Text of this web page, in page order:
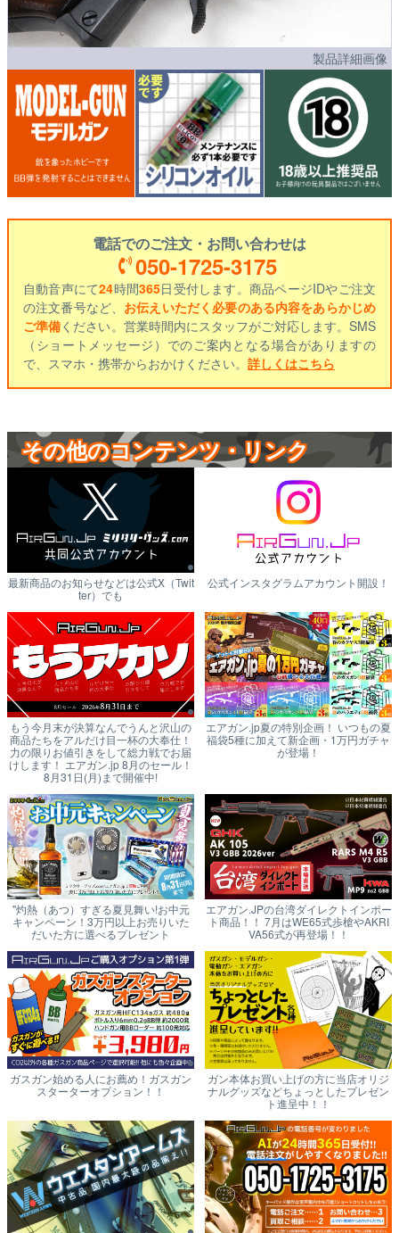
製品詳細画像
電話でのご注文・お問い合わせは
050-1725-3175
自動音声にて24時間365日受付します。商品ページIDやご注文
の注文番号など、 お伝えいただく必要のある内容をあらかじめ
ご準備ください。営業時間内にスタッフがご対応します。SMS
（ショートメッセージ）でのご案内となる場合がありますの
で、スマホ・携帯からおかけください。 詳しくはこちら
その他のコンテンツ・リンク
最新商品のお知らせなどは公式X（Twit
ter）でも
公式インスタグラムアカウント開設！
もう今月末が決算なんでうんと沢山の
商品たちをアルだけ目一杯の大奉仕！
力の限りお値引きをして総力戦でお届
けします！ エアガン.jp 8月のセール！
8月31日(月)まで開催中!
エアガン.jp夏の特別企画！ いつもの夏
福袋5種に加えて新企画・1万円ガチャ
が登場！
"灼熱（あつ）すぎる夏見舞い!お中元
キャンペーン！3万円以上お売りいた
だいた方に選べるプレゼント
エアガン.JPの台湾ダイレクトインポー
ト商品！！ 7月はWE65式歩槍やAKRI
VA56式が再登場！！
ガスガン始める人にお薦め！ガスガン
スターターオプション！！
ガン本体お買い上げの方に当店オリジ
ナルグッズなどちょっとしたプレゼン
ト進呈中！！